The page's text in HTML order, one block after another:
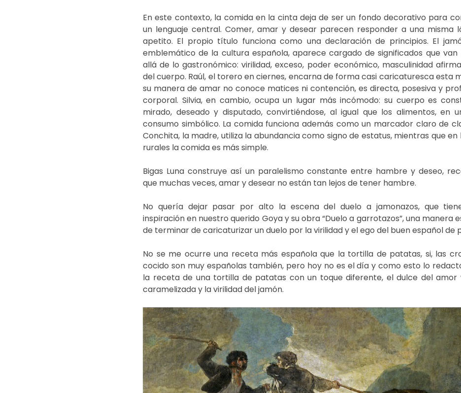
En este contexto, la comida en la cinta deja de ser un fondo decorativo para
un lenguaje central. Comer, amar y desear parecen responder a una misma
apetito. El propio título funciona como una declaración de principios. El
emblemático de la cultura española, aparece cargado de significados que van
allá de lo gastronómico: virilidad, exceso, poder económico, masculinidad
del cuerpo. Raúl, el torero en ciernes, encarna de forma casi caricaturesca esta
su manera de amar no conoce matices ni contención, es directa, posesiva y
corporal. Silvia, en cambio, ocupa un lugar más incómodo: su cuerpo es
mirado, deseado y disputado, convirtiéndose, al igual que los alimentos, en
consumo simbólico. La comida funciona además como un marcador claro de
Conchita, la madre, utiliza la abundancia como signo de estatus, mientras que en
rurales la comida es más simple.
Bigas Luna construye así un paralelismo constante entre hambre y deseo,
que muchas veces, amar y desear no están tan lejos de tener hambre.
No quería dejar pasar por alto la escena del duelo a jamonazos, que
inspiración en nuestro querido Goya y su obra “Duelo a garrotazos”, una manera
de terminar de caricaturizar un duelo por la virilidad y el ego del buen español de
No se me ocurre una receta más española que la tortilla de patatas, si, las
cocido son muy españolas también, pero hoy no es el día y como esto lo
la receta de una tortilla de patatas con un toque diferente, el dulce del amor
caramelizada y la virilidad del jamón.